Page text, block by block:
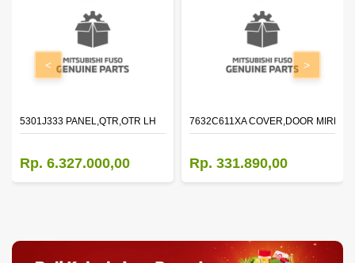
5301J333 PANEL,QTR,OTR LH
Rp. 6.327.000,00
7632C611XA COVER,DOOR
Rp. 331.890,00
< >